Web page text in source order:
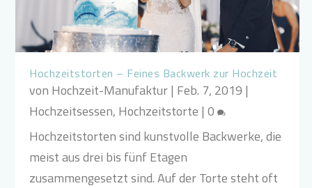
Hochzeitstorten – Feines Backwerk zur Hochzeit
von Hochzeit-Manufaktur| Feb. 7, 2019 |
Hochzeitsessen, Hochzeitstorte |0
Hochzeitstorten sind kunstvolle Backwerke, die
meist aus drei bis fünf Etagen
zusammengesetzt sind. Auf der Torte steht oft